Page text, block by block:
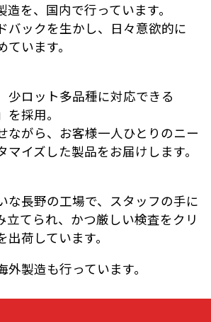
造を、国内で行っています。
バックを生かし、日々意欲的に
います。
少ロット多品種に対応できる
を採用。
ながら、お客様一人ひとりのニー
マイズした製品をお届けします。
な長野の工場で、スタッフの手に
立てられ、かつ厳しい検査をクリ
荷しています。
製造も行っています。